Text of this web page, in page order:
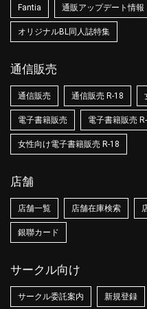
Fantia 通販アップデート情報
オリジナルBL同人誌特集
通信販売
通信販売 通信販売 R-18
電子書籍販売 電子書籍販売
女性向け電子書籍販売 R-18
店舗
店舗一覧 店舗在庫検索
銀聯カード
サークル向け
サークル委託案内 新規登録